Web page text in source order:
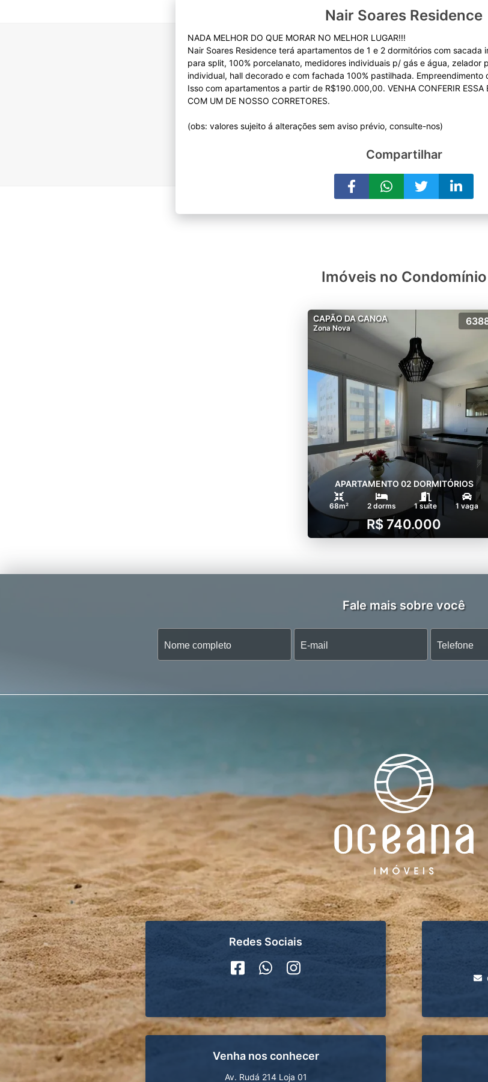
Nair Soares Residence
NADA MELHOR DO QUE MORAR NO MELHOR LUGAR!!!
Nair Soares Residence terá apartamentos de 1 e 2 dormitórios com sacada
para split, 100% porcelanato, medidores individuais p/ gás e água, zelador
individual, hall decorado e com fachada 100% pastilhada. Empreendimento
Isso com apartamentos a partir de R$190.000,00. VENHA CONFERIR ESSA
COM UM DE NOSSO CORRETORES.
Compartilhar
Imóveis no Condomínio
CAPÃO DA CANOA
Zona Nova
APARTAMENTO 02 DORMITÓRIOS
68m² 2 dorms 1 suíte 1 vaga
R$ 740.000
Fale mais sobre você
Redes Sociais
Venha nos conhecer
Av. Rudá 214 Loja 01